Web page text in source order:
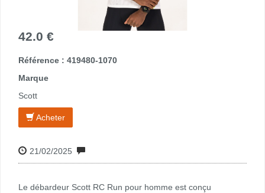
42.0 €
Référence : 419480-1070
Marque
Scott
Acheter
21/02/2025
Le débardeur Scott RC Run pour homme est conçu